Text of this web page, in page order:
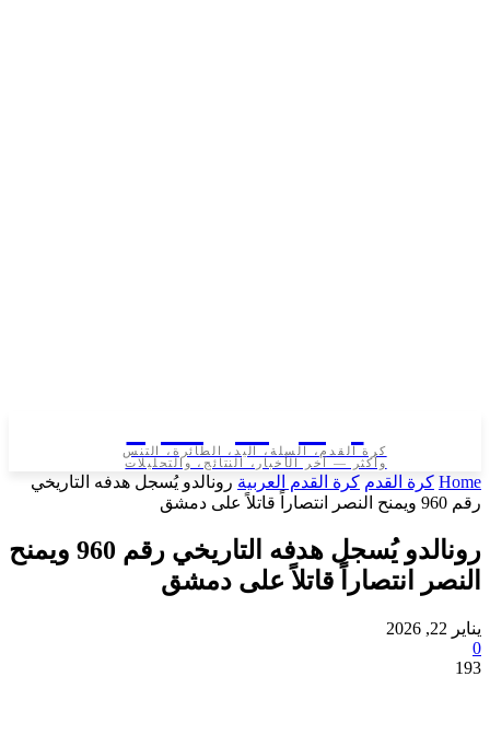
كرة القدم، السلة، اليد، الطائرة، التنس
وأكثر — آخر الأخبار، النتائج، والتحليلات
كرة القدم كرة القدم العربية رونالدو يُسجل هدفه التاريخي
رونالدو يُسجل هدفه التاريخي رقم 960 ويمنح
انتصاراً قاتلاً على دمشق